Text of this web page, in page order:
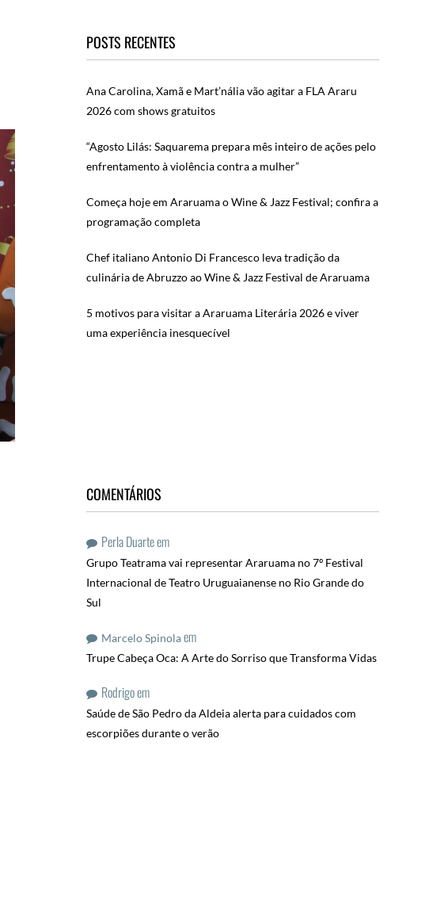
POSTS RECENTES
Ana Carolina, Xamã e Mart’nália vão agitar a FLA Araru
2026 com shows gratuitos
“Agosto Lilás: Saquarema prepara mês inteiro de ações pelo
enfrentamento à violência contra a mulher”
Começa hoje em Araruama o Wine & Jazz Festival; confira a
programação completa
Chef italiano Antonio Di Francesco leva tradição da
culinária de Abruzzo ao Wine & Jazz Festival de Araruama
5 motivos para visitar a Araruama Literária 2026 e viver
uma experiência inesquecível
COMENTÁRIOS
Perla Duarteem
Grupo Teatrama vai representar Araruama no 7º Festival
Internacional de Teatro Uruguaianense no Rio Grande do
Sul
Marcelo Spinolaem
Trupe Cabeça Oca: A Arte do Sorriso que Transforma Vidas
Rodrigoem
Saúde de São Pedro da Aldeia alerta para cuidados com
escorpiões durante o verão